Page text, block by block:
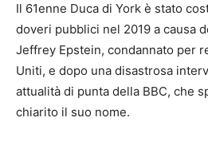
Il 61enne Duca di York è stato
doveri pubblici nel 2019 a causa
Jeffrey Epstein, condannato per
Uniti, e dopo una disastrosa
attualità di punta della BBC, che
chiarito il suo nome.